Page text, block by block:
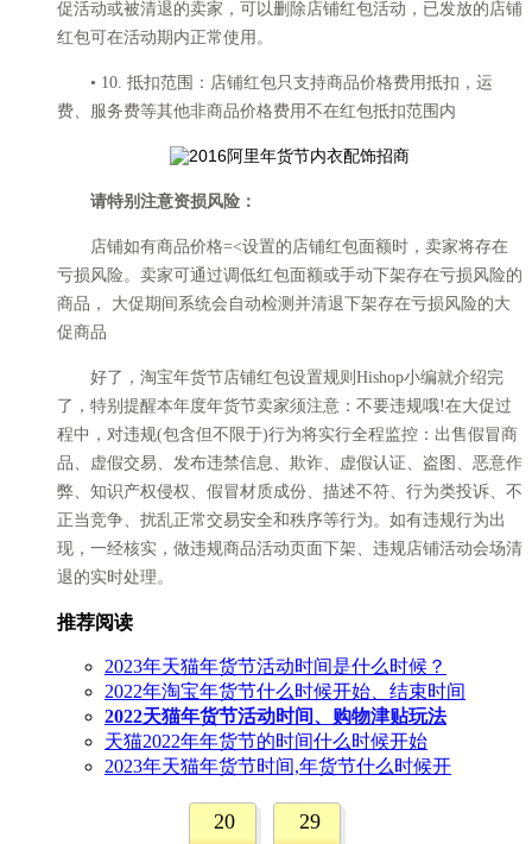
促活动或被清退的卖家，可以删除店铺红包活动，已发放的店铺
红包可在活动期内正常使用。
• 10. 抵扣范围：店铺红包只支持商品价格费用抵扣，运
费、服务费等其他非商品价格费用不在红包抵扣范围内
请特别注意资损风险：
店铺如有商品价格=<设置的店铺红包面额时，卖家将存在
亏损风险。卖家可通过调低红包面额或手动下架存在亏损风险的
商品， 大促期间系统会自动检测并清退下架存在亏损风险的大
促商品
好了，淘宝年货节店铺红包设置规则Hishop小编就介绍完
了，特别提醒本年度年货节卖家须注意：不要违规哦!在大促过
程中，对违规(包含但不限于)行为将实行全程监控：出售假冒商
品、虚假交易、发布违禁信息、欺诈、虚假认证、盗图、恶意作
弊、知识产权侵权、假冒材质成份、描述不符、行为类投诉、不
正当竞争、扰乱正常交易安全和秩序等行为。如有违规行为出
现，一经核实，做违规商品活动页面下架、违规店铺活动会场清
退的实时处理。
推荐阅读
2023年天猫年货节活动时间是什么时候？
2022年淘宝年货节什么时候开始、结束时间
2022天猫年货节活动时间、购物津贴玩法
天猫2022年年货节的时间什么时候开始
2023年天猫年货节时间,年货节什么时候开
20 29